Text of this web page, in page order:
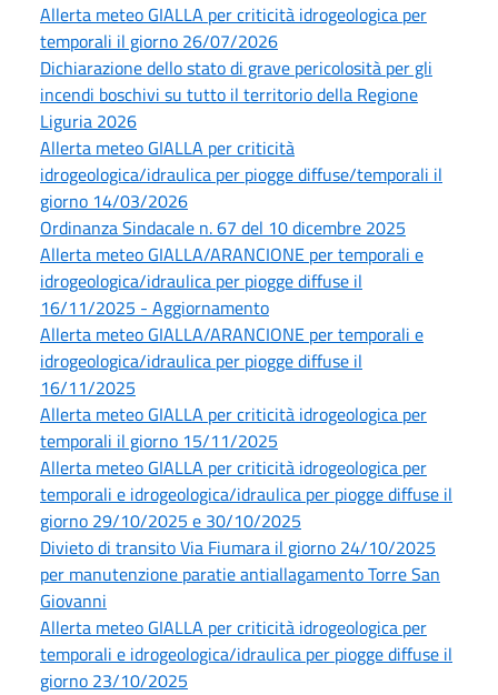
Allerta meteo GIALLA per criticità idrogeologica per
temporali il giorno 26/07/2026
Dichiarazione dello stato di grave pericolosità per gli
incendi boschivi su tutto il territorio della Regione
Liguria 2026
Allerta meteo GIALLA per criticità
idrogeologica/idraulica per piogge diffuse/temporali il
giorno 14/03/2026
Ordinanza Sindacale n. 67 del 10 dicembre 2025
Allerta meteo GIALLA/ARANCIONE per temporali e
idrogeologica/idraulica per piogge diffuse il
16/11/2025 - Aggiornamento
Allerta meteo GIALLA/ARANCIONE per temporali e
idrogeologica/idraulica per piogge diffuse il
16/11/2025
Allerta meteo GIALLA per criticità idrogeologica per
temporali il giorno 15/11/2025
Allerta meteo GIALLA per criticità idrogeologica per
temporali e idrogeologica/idraulica per piogge diffuse il
giorno 29/10/2025 e 30/10/2025
Divieto di transito Via Fiumara il giorno 24/10/2025
per manutenzione paratie antiallagamento Torre San
Giovanni
Allerta meteo GIALLA per criticità idrogeologica per
temporali e idrogeologica/idraulica per piogge diffuse il
giorno 23/10/2025